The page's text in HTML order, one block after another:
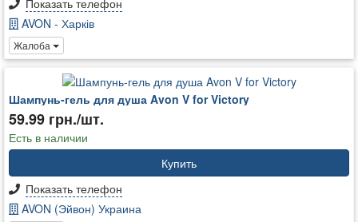
Показать телефон
AVON - Харків
Жалоба
Шампунь-гель для душа Avon V for Victory
59.99 грн./шт.
Есть в наличии
Купить
Показать телефон
AVON (Эйвон) Украина